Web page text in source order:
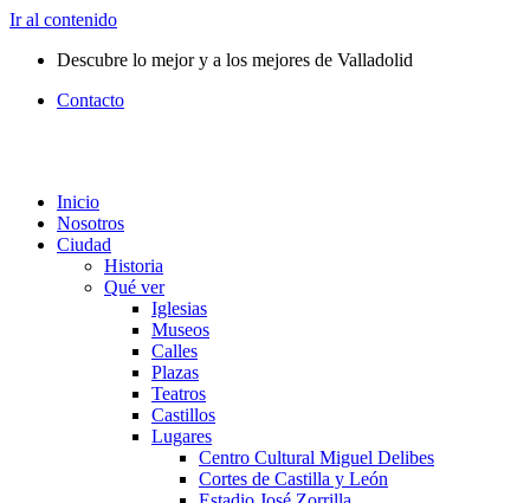
Ir al contenido
Descubre lo mejor y a los mejores de Valladolid
Contacto
Inicio
Nosotros
Ciudad
Historia
Qué ver
Iglesias
Museos
Calles
Plazas
Teatros
Castillos
Lugares
Centro Cultural Miguel Delibes
Cortes de Castilla y León